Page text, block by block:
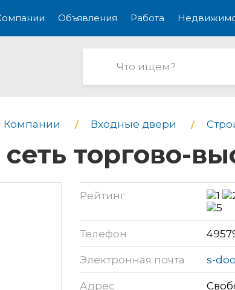
Объявления Работа
Компании Входные двери
торгово-
Рейтинг
Телефон
Электронная почта s-
Адрес